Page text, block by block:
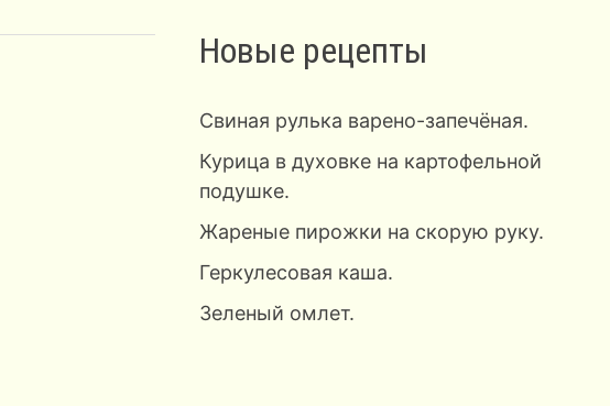
Новые рецепты
Свиная рулька варено-запечёная.
Курица в духовке на картофельной
подушке.
Жареные пирожки на скорую руку.
Геркулесовая каша.
Зеленый омлет.